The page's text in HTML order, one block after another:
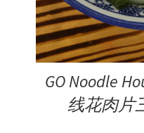
GO Noodle
线花肉片